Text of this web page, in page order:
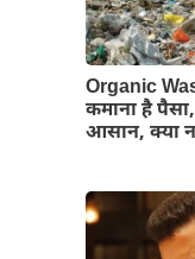
Organic
कमाना है
आसान, क्या